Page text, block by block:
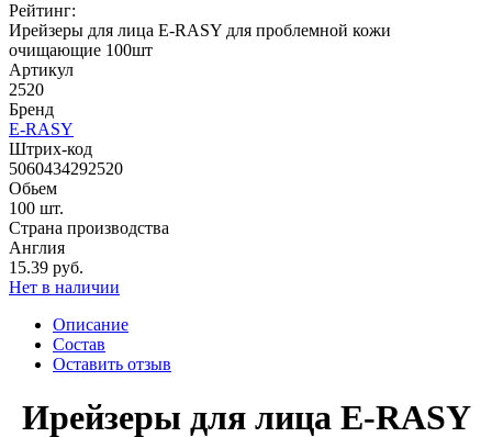
Рейтинг:
Ирейзеры для лица E-RASY для проблемной кожи
очищающие 100шт
Артикул
2520
Бренд
E-RASY
Штрих-код
5060434292520
Обьем
100 шт.
Страна производства
Англия
15.39 руб.
Нет в наличии
Описание
Состав
Оставить отзыв
Ирейзеры для лица E-RASY